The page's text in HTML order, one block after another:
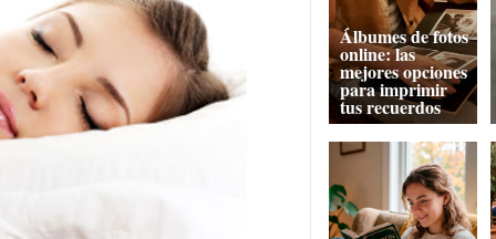
Álbumes de fotos
online: las
mejores opciones
para imprimir
tus recuerdos